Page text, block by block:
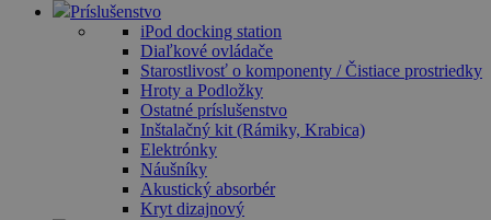
Príslušenstvo
iPod docking station
Diaľkové ovládače
Starostlivosť o komponenty / Čistiace prostriedky
Hroty a Podložky
Ostatné príslušenstvo
Inštalačný kit (Rámiky, Krabica)
Elektrónky
Náušníky
Akustický absorbér
Kryt dizajnový